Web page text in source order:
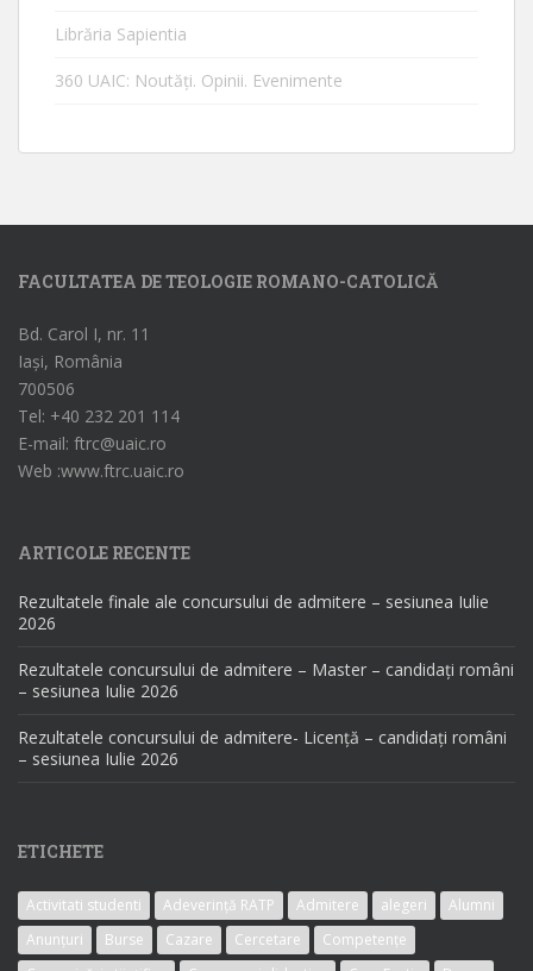
Librăria Sapientia
360 UAIC: Noutăţi. Opinii. Evenimente
FACULTATEA DE TEOLOGIE ROMANO-CATOLICĂ
Bd. Carol I, nr. 11
Iași, România
700506
Tel: +40 232 201 114
E-mail: ftrc@uaic.ro
Web :www.ftrc.uaic.ro
ARTICOLE RECENTE
Rezultatele finale ale concursului de admitere – sesiunea Iulie
2026
Rezultatele concursului de admitere – Master – candidați români
– sesiunea Iulie 2026
Rezultatele concursului de admitere- Licență – candidați români
– sesiunea Iulie 2026
ETICHETE
Activitati studenti Adeverință RATP Admitere alegeri
Alumni
Anunțuri
Burse Cazare Cercetare
Competențe